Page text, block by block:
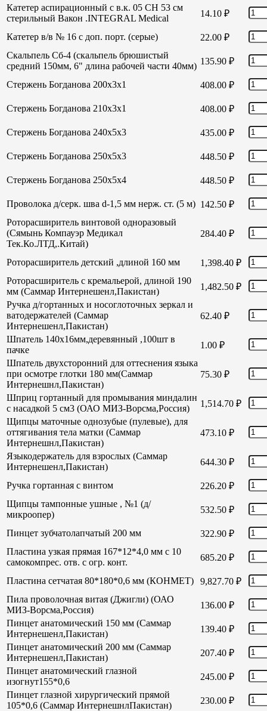
Катетер аспирационный с в.к. 05 СН 53 см
стерильный Вакон .INTEGRAL Medical
14.10 ₽
Катетер в/в № 16 с доп. порт. (серые) 22.00 ₽
Скальпель Сб-4 (скальпель брюшистый
средний 150мм, 6" длина рабочей части 40мм) 135.90 ₽
Стержень Богданова 200х3х1 408.00 ₽
Стержень Богданова 210х3х1 408.00 ₽
Стержень Богданова 240х5х3 435.00 ₽
Стержень Богданова 250х5х3 448.50 ₽
Стержень Богданова 250х5х4 448.50 ₽
Проволока д/серк. шва d-1,5 мм нерж. ст. (5 м) 142.50 ₽
Роторасширитель винтовой одноразовый
(Сямынь Компауэр Медикал
Тек.Ко.ЛТД,.Китай)
284.40 ₽
Роторасширитель детский ,длиной 160 мм 1,398.40 ₽
Роторасширитель с кремальерой, длиной 190
мм (Саммар Интернешенл,Пакистан)
1,482.50 ₽
Ручка д/гортанных и носоглоточных зеркал и
ватодержателей (Саммар
Интернешенл,Пакистан)
62.40 ₽
Шпатель 140х16мм,деревянный ,100шт в
пачке
1.00 ₽
Шпатель двухсторонний для оттеснения языка
при осмотре глотки 180 мм(Саммар
Интернешнл,Пакистан)
75.30 ₽
Шприц гортанный для промывания миндалин
с насадкой 5 см3 (ОАО МИЗ-Ворсма,Россия)
1,514.70 ₽
Щипцы маточные однозубые (пулевые), для
оттягивания тела матки (Саммар
Интернешнл,Пакистан)
473.10 ₽
Языкодержатель для взрослых (Саммар
Интернешенл,Пакистан)
644.30 ₽
Ручка гортанная с винтом 226.20 ₽
Щипцы тампонные ушные , №1 (д/
микроопер)
532.50 ₽
Пинцет зубчатолапчатый 200 мм 322.90 ₽
Пластина узкая прямая 167*12*4,0 мм с 10
самокомпрес. отв. с огр. конт.
685.20 ₽
Пластина сетчатая 80*180*0,6 мм (КОНМЕТ) 9,827.70 ₽
Пила проволочная витая (Джигли) (ОАО
МИЗ-Ворсма,Россия)
136.00 ₽
Пинцет анатомический 150 мм (Саммар
Интернешенл,Пакистан)
139.40 ₽
Пинцет анатомический 200 мм (Саммар
Интернешенл,Пакистан)
207.40 ₽
Пинцет анатомический глазной
изогнут155*0,6
245.00 ₽
Пинцет глазной хирургический прямой
105*0,6 (Саммар ИнтернешнлПакистан)
230.00 ₽